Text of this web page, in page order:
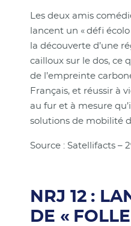
Les deux amis
lancent un « défi
la découverte d’une
cailloux sur le dos, ce
de l’empreinte
Français, et réussir à
au fur et à mesure
solutions de mobilité
Source : Satellifacts –
NRJ 12 :
DE «